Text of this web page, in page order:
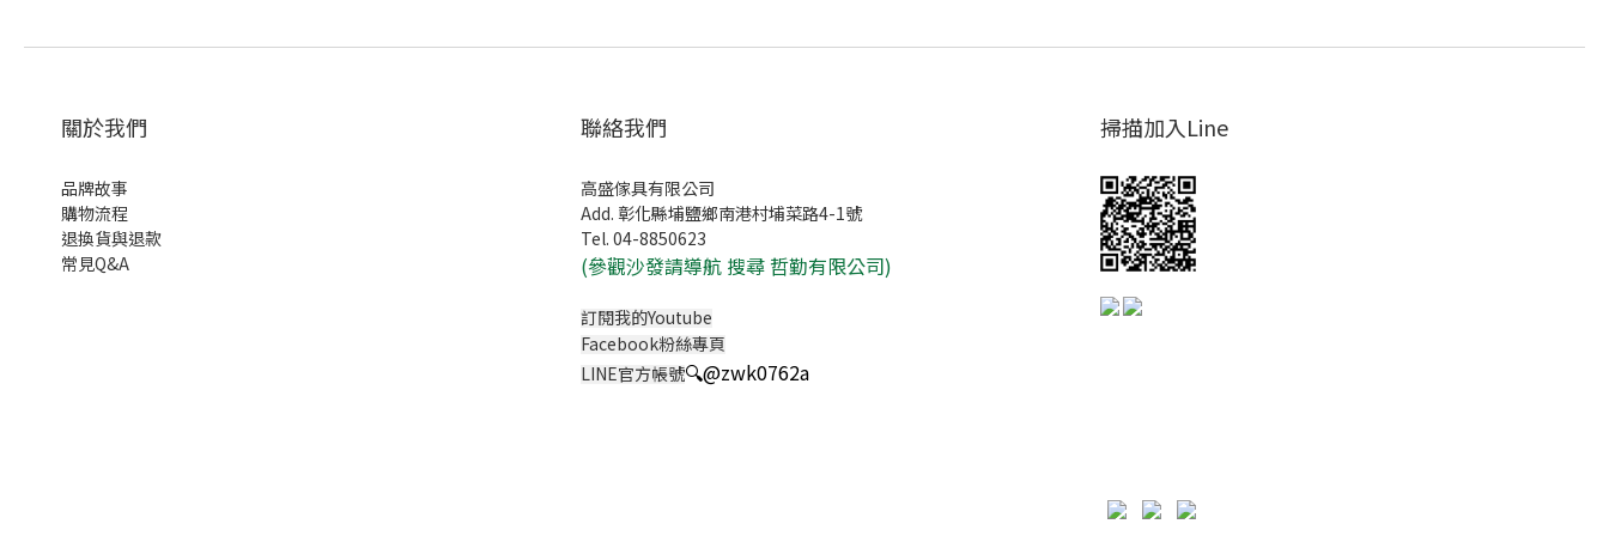
關於我們
品牌故事
購物流程
退換貨與退款
常見Q&A
聯絡我們
高盛傢具有限公司
Add. 彰化縣埔鹽鄉南港村埔菜路4-1號
Tel. 04-8850623
(參觀沙發請導航 搜尋 哲勤有限公司)
訂閱我的Youtube
Facebook粉絲專頁
LINE官方帳號🔍@zwk0762a
掃描加入Line